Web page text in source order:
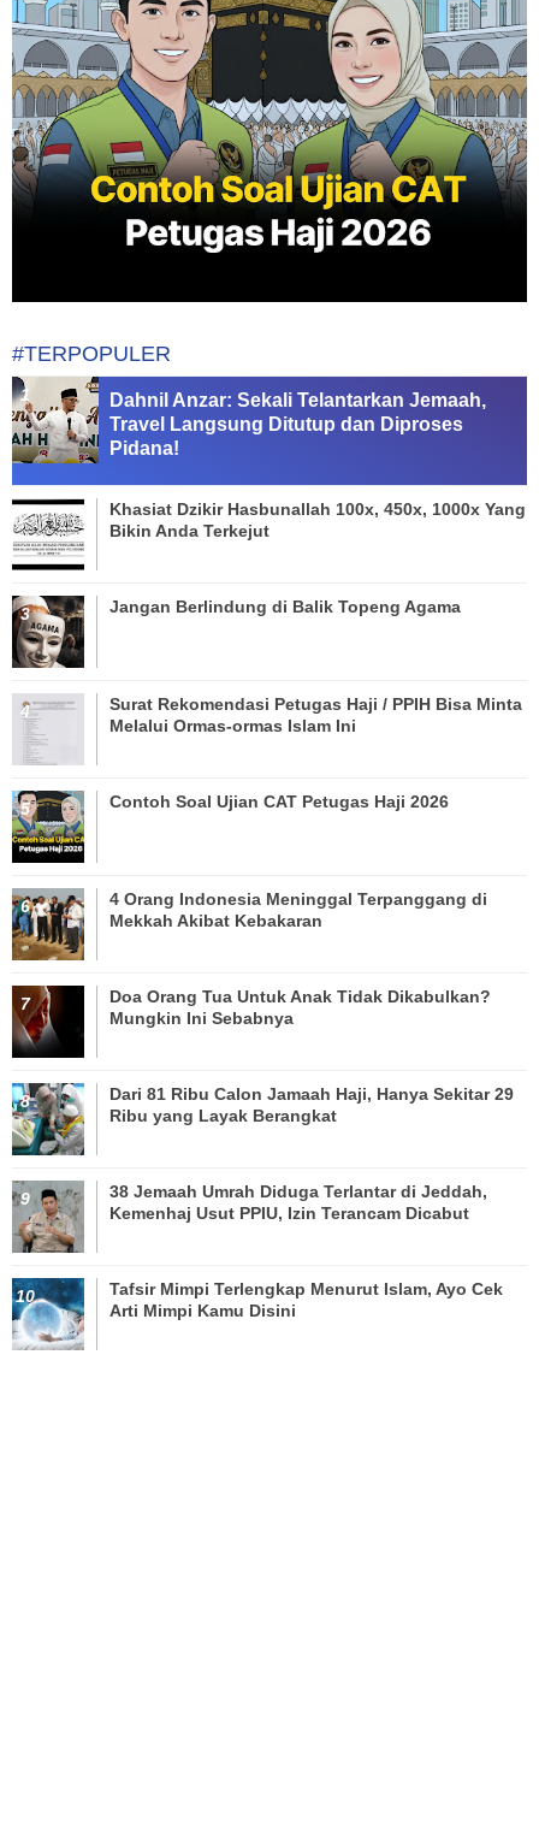
#TERPOPULER
Dahnil Anzar: Sekali Telantarkan Jemaah,
Travel Langsung Ditutup dan Diproses
Pidana!
Khasiat Dzikir Hasbunallah 100x, 450x, 1000x Yang
Bikin Anda Terkejut
Jangan Berlindung di Balik Topeng Agama
Surat Rekomendasi Petugas Haji / PPIH Bisa Minta
Melalui Ormas-ormas Islam Ini
Contoh Soal Ujian CAT Petugas Haji 2026
4 Orang Indonesia Meninggal Terpanggang di
Mekkah Akibat Kebakaran
Doa Orang Tua Untuk Anak Tidak Dikabulkan?
Mungkin Ini Sebabnya
Dari 81 Ribu Calon Jamaah Haji, Hanya Sekitar 29
Ribu yang Layak Berangkat
38 Jemaah Umrah Diduga Terlantar di Jeddah,
Kemenhaj Usut PPIU, Izin Terancam Dicabut
Tafsir Mimpi Terlengkap Menurut Islam, Ayo Cek
Arti Mimpi Kamu Disini